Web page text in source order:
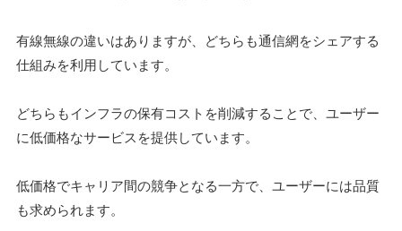
有線無線の違いはありますが、どちらも通信網をシェアする
仕組みを利用しています。
どちらもインフラの保有コストを削減することで、ユーザー
に低価格なサービスを提供しています。
低価格でキャリア間の競争となる一方で、ユーザーには品質
も求められます。